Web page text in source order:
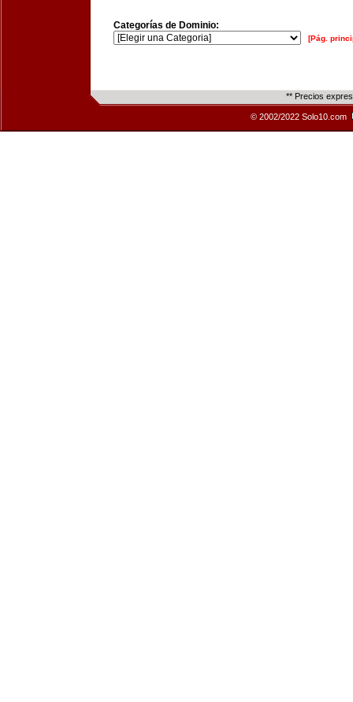
Categorías de Dominio:
[Pág.
** Precios
© 2002/2022 Solo10.com